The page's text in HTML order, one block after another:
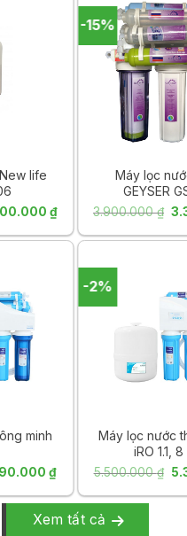
life
₫Giá
hiện
3.900.000 ₫.
minh
₫.
₫Giá
hiện
là:
-15%
Máy lọc
GEYSER
3.900.000₫
-2%
Máy lọc nước
iRO 1.1,
5.500.000₫
Xem tất cả